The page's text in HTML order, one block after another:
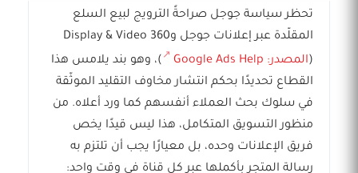
تحظر سياسة جوجل صراحةً الترويج لبيع السلع
المقلّدة عبر إعلانات جوجل وDisplay & Video 360
(المصدر: Google Ads Help
)، وهو بند يلامس هذا
القطاع تحديدًا بحكم انتشار مخاوف التقليد الموثّقة
في سلوك بحث العملاء أنفسهم كما ورد أعلاه. من
منظور التسويق المتكامل، هذا ليس قيدًا يخص
فريق الإعلانات وحده، بل معيارًا يجب أن تلتزم به
رسالة المتجر بأكملها عبر كل قناة في وقت واحد: